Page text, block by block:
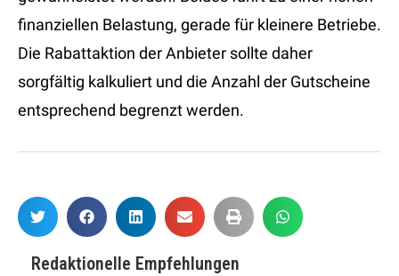
finanziellen Belastung, gerade für kleinere Betriebe.
Die Rabattaktion der Anbieter sollte daher
sorgfältig kalkuliert und die Anzahl der Gutscheine
entsprechend begrenzt werden.
Redaktionelle Empfehlungen